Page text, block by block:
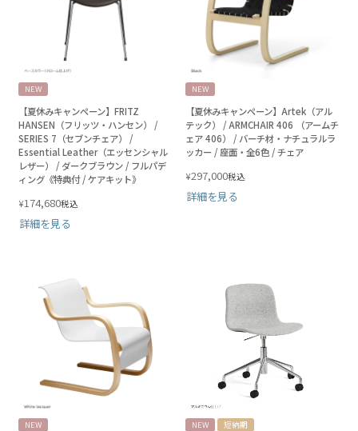
NEW
【夏休みキャンペーン】FRITZ
HANSEN（フリッツ・ハンセン） /
SERIES 7（セブンチェア） /
Essential Leather（エッセンシャル
レザー） / ダークブラウン / フルパデ
ィング《特典付 / ケアキット》
¥174,680税込
詳細を見る
NEW
【夏休みキャンペーン】Artek（アル
テック） / ARMCHAIR 406 （アームチ
ェア 406） / バーチ材・ナチュラルラ
ッカー / 座面・全6色 / チェア
¥297,000税込
詳細を見る
NEW NEW 短納期